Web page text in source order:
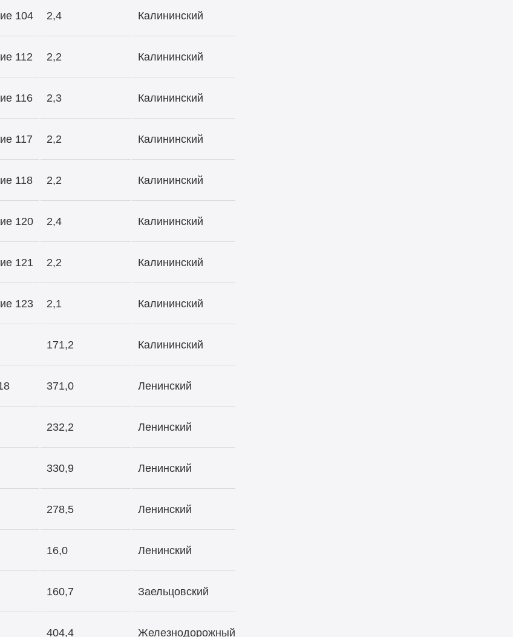
104 2,4 Калининский
112 2,2 Калининский
116 2,3 Калининский
117 2,2 Калининский
118 2,2 Калининский
120 2,4 Калининский
121 2,2 Калининский
123 2,1 Калининский
171,2 Калининский
371,0 Ленинский
232,2 Ленинский
330,9 Ленинский
278,5 Ленинский
16,0 Ленинский
160,7 Заельцовский
404,4 Железнодорожный